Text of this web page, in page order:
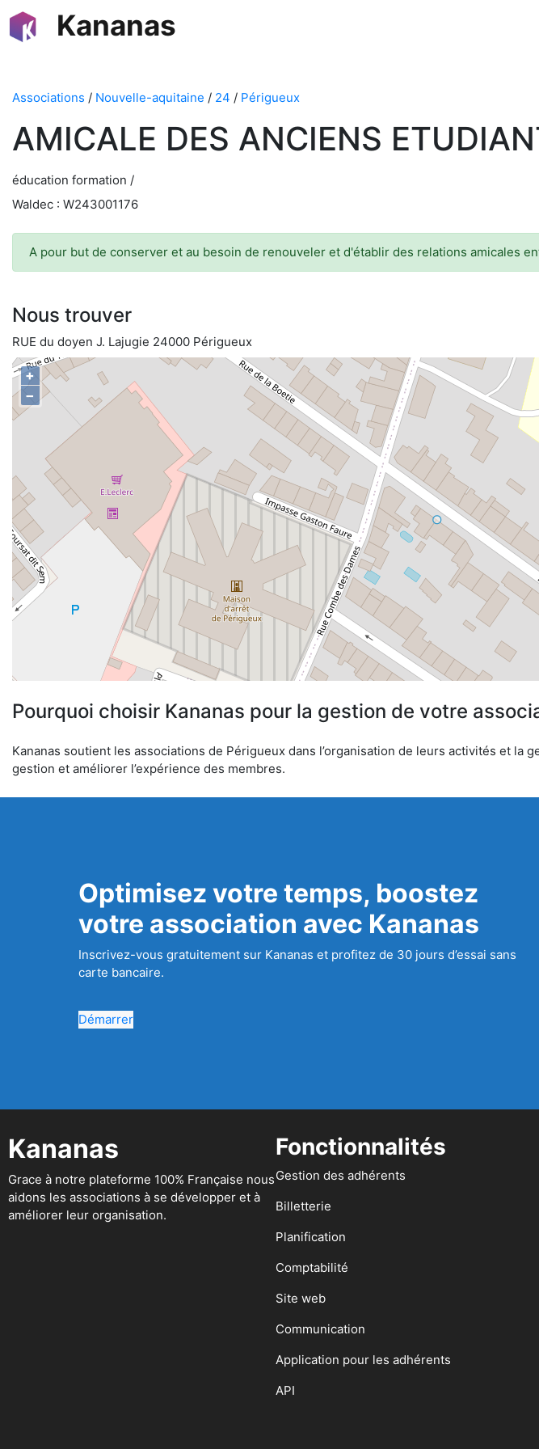
Kananas
Associations / Nouvelle-aquitaine / 24 / Périgueux
AMICALE DES ANCIENS
éducation formation /
Waldec : W243001176
A pour but de conserver et au besoin de renouveler et d'établir des relations amicales
Nous trouver
RUE du doyen J. Lajugie 24000 Périgueux
+
−
Pourquoi choisir Kananas pour la gestion de votre
Kananas soutient les associations de Périgueux dans l’organisation de leurs activités et
gestion et améliorer l’expérience des membres.
Optimisez votre temps, boostez
votre association avec Kananas
Inscrivez-vous gratuitement sur Kananas et profitez de 30 jours d’essai sans
carte bancaire.
Démarrer
Kananas
Grace à notre plateforme 100% Française nous
aidons les associations à se développer et à
améliorer leur organisation.
Fonctionnalités
Gestion des adhérents
Billetterie
Planification
Comptabilité
Site web
Communication
Application pour les adhérents
API